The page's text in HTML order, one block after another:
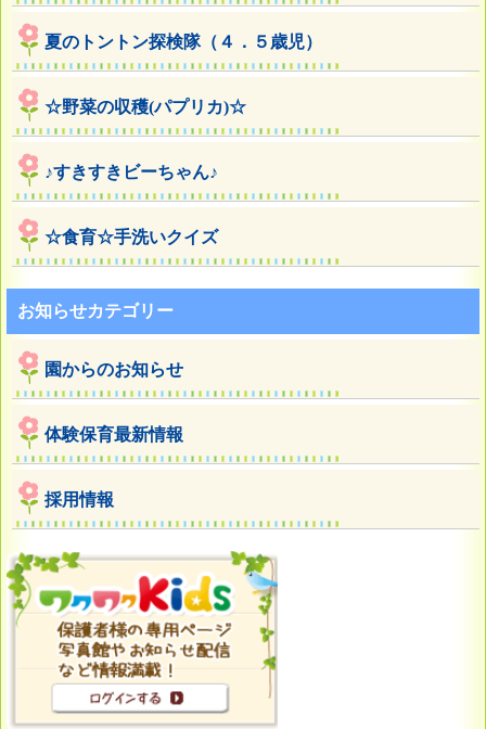
夏のトントン探検隊（４．５歳児）
☆野菜の収穫(パプリカ)☆
♪すきすきビーちゃん♪
☆食育☆手洗いクイズ
お知らせカテゴリー
園からのお知らせ
体験保育最新情報
採用情報